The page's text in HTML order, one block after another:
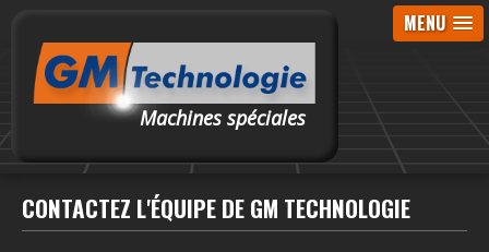
MENU
Machines spéciales
CONTACTEZ L'ÉQUIPE DE GM TECHNOLOGIE